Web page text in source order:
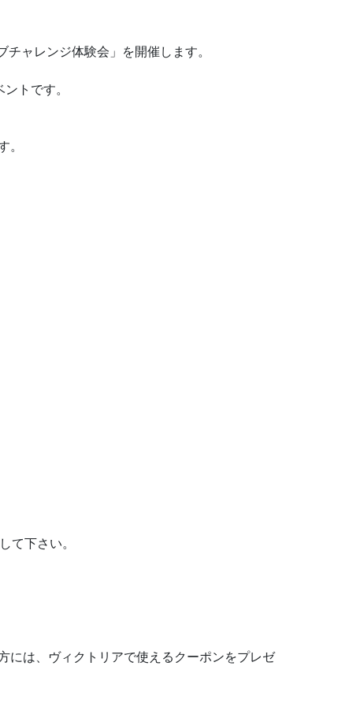
ャレンジ体験会」を開催します。
トです。
て下さい。
には、ヴィクトリアで使えるクーポンをプレゼ